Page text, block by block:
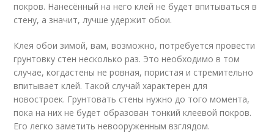
покров. Нанесённый на него клей не будет впитываться в
стену, а значит, лучше удержит обои.
Клея обои зимой, вам, возможно, потребуется провести
грунтовку стен несколько раз. Это необходимо в том
случае, когдастены не ровная, пористая и стремительно
впитывает клей. Такой случай характерен для
новостроек. Грунтовать стены нужно до того момента,
пока на них не будет образован тонкий клеевой покров.
Его легко заметить невооруженным взглядом.